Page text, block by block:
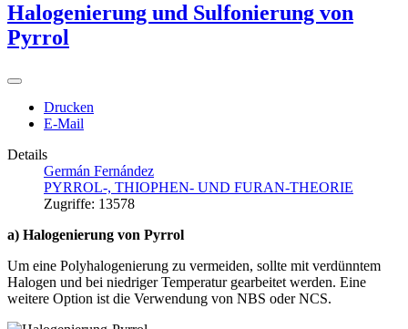
Halogenierung und Sulfonierung von
Pyrrol
Drucken
E-Mail
Details
Germán Fernández
PYRROL-, THIOPHEN- UND FURAN-THEORIE
Zugriffe: 13578
a) Halogenierung von Pyrrol
Um eine Polyhalogenierung zu vermeiden, sollte mit verdünntem
Halogen und bei niedriger Temperatur gearbeitet werden. Eine
weitere Option ist die Verwendung von NBS oder NCS.